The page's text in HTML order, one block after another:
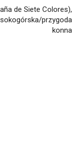
de Siete Colores),
przygoda
konna